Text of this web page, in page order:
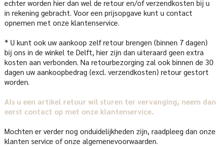
echter worden hier dan wel de retour en/of verzendkosten bij u
in rekening gebracht. Voor een prijsopgave kunt u contact
opnemen met onze klantenservice.
* U kunt ook uw aankoop zelf retour brengen (binnen 7 dagen)
bij ons in de winkel te Delft, hier zijn dan uiteraard geen extra
kosten aan verbonden. Na retourbezorging zal ook binnen de 30
dagen uw aankoopbedrag (excl. verzendkosten) retour gestort
worden.
Als u een artikel retour wil sturen ter vervanging, neem dan
eerst contact op met onze klantenservice.
Mochten er verder nog onduidelijkheden zijn, raadpleeg dan onze
klanten service of onze algemenevoorwaarden.